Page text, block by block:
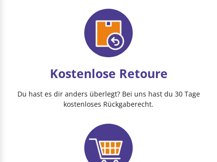
Kostenlose Retoure
Du hast es dir anders überlegt? Bei uns hast du 30 Tage
kostenloses Rückgaberecht.